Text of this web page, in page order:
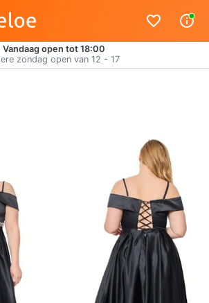
Vandaag open tot 18:00
zondag open van 12 - 17